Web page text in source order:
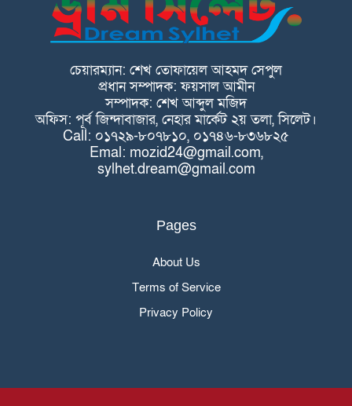
চেয়ারম্যান: শেখ তোফায়েল আহমদ সেপুল
প্রধান সম্পাদক: ফয়সাল আমীন
সম্পাদক: শেখ আব্দুল মজিদ
অফিস: পূর্ব জিন্দাবাজার, নেহার মার্কেট ২য় তলা, সিলেট।
Call: ০১৭২৯-৮০৭৮১০, ০১৭৪৬-৮৩৬৮২৫
Emal: mozid24@gmail.com,
sylhet.dream@gmail.com
Pages
About Us
Terms of Service
Privacy Policy